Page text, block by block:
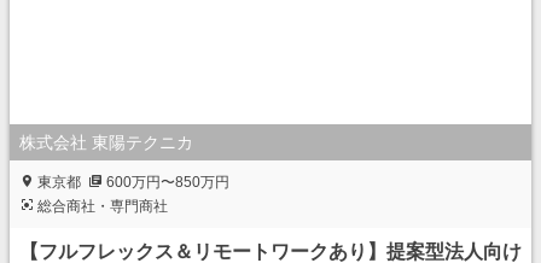
株式会社 東陽テクニカ
東京都
600万円〜850万円
総合商社・専門商社
【フルフレックス＆リモートワークあり】提案型法人向け